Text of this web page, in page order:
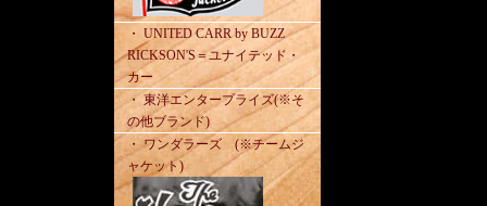
・ UNITED CARR by BUZZ
RICKSON'S＝ユナイテッド・
カー
・ 東洋エンタープライズ(※そ
の他ブランド)
・ ワンダラーズ (※チームジ
ャケット)